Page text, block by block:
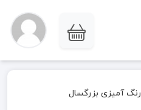
رنگ آمیزی بزرگسال